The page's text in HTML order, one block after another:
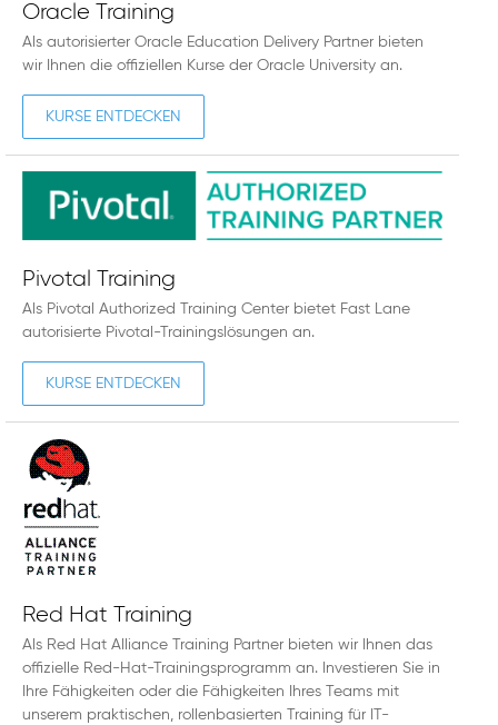
Oracle Training
Als autorisierter Oracle Education Delivery Partner bieten
wir Ihnen die offiziellen Kurse der Oracle University an.
KURSE ENTDECKEN
Pivotal Training
Als Pivotal Authorized Training Center bietet Fast Lane
autorisierte Pivotal-Trainingslösungen an.
KURSE ENTDECKEN
Red Hat Training
Als Red Hat Alliance Training Partner bieten wir Ihnen das
offizielle Red-Hat-Trainingsprogramm an. Investieren Sie in
Ihre Fähigkeiten oder die Fähigkeiten Ihres Teams mit
unserem praktischen, rollenbasierten Training für IT-